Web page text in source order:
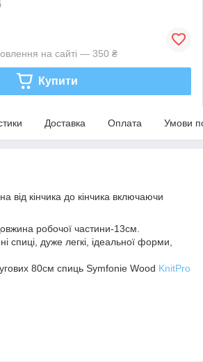
на сайті — 350 ₴
Купити
Доставка Оплата Умови
від кінчика до кінчика включаючи
робочої частини-13см.
спиці, дуже легкі, ідеальної форми,
80см спиць Symfonie Wood KnitPro